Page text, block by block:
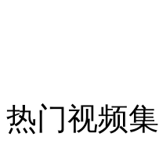
热门视频集